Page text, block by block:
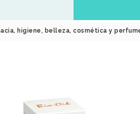
higiene, belleza, cosmética y